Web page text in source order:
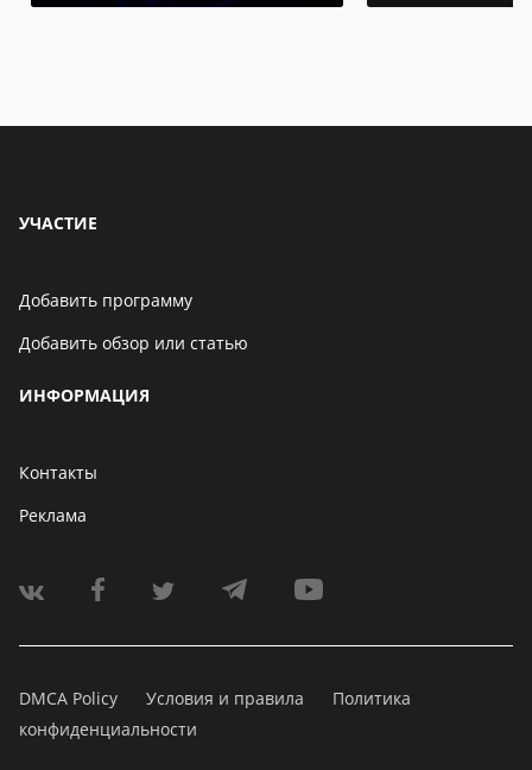
УЧАСТИЕ
Добавить программу
Добавить обзор или статью
ИНФОРМАЦИЯ
Контакты
Реклама
DMCA Policy Условия и правила
Политика
конфиденциальности